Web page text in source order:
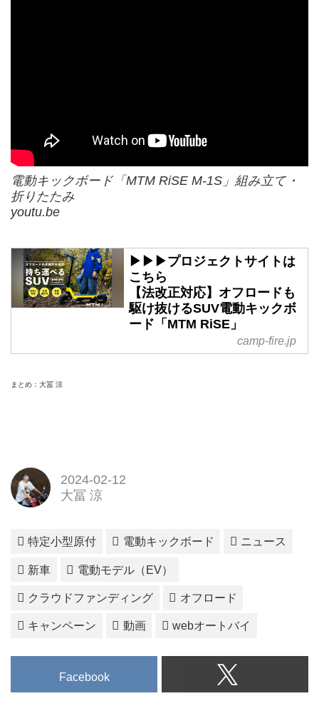
電動キックボード「MTM RiSE M-1S」組み立て・
折りたたみ
youtu.be
▶▶▶プロジェクトサイトは
こちら
【法改正対応】オフロードも
駆け抜けるSUV電動キックボ
ード「MTM RiSE」
camp-fire.jp
まとめ：大冨 涼
2024-02-12
大冨 涼
特定小型原付 電動キックボード ニュース
新車 電動モデル（EV）
クラウドファンディング オフロード
キャンペーン 動画 webオートバイ
Facebook